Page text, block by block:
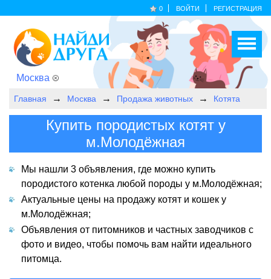
0 ВОЙТИ РЕГИСТРАЦИЯ
Москва
Главная Москва Продажа животных Котята
Купить породистых котят у
м.Молодёжная
Мы нашли 3 объявления, где можно купить
породистого котенка любой породы у м.Молодёжная;
Актуальные цены на продажу котят и кошек у
м.Молодёжная;
Объявления от питомников и частных заводчиков с
фото и видео, чтобы помочь вам найти идеального
питомца.